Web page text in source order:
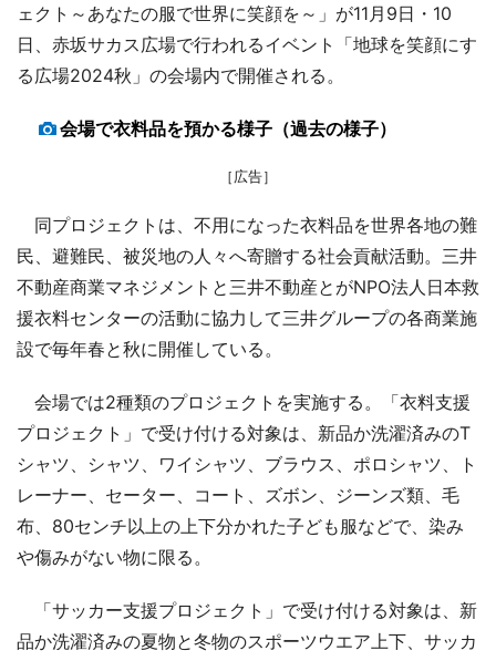
ェクト～あなたの服で世界に笑顔を～」が11月9日・10
日、赤坂サカス広場で行われるイベント「地球を笑顔にす
る広場2024秋」の会場内で開催される。
会場で衣料品を預かる様子（過去の様子）
［広告］
同プロジェクトは、不用になった衣料品を世界各地の難
民、避難民、被災地の人々へ寄贈する社会貢献活動。三井
不動産商業マネジメントと三井不動産とがNPO法人日本救
援衣料センターの活動に協力して三井グループの各商業施
設で毎年春と秋に開催している。
会場では2種類のプロジェクトを実施する。「衣料支援
プロジェクト」で受け付ける対象は、新品か洗濯済みのT
シャツ、シャツ、ワイシャツ、ブラウス、ポロシャツ、ト
レーナー、セーター、コート、ズボン、ジーンズ類、毛
布、80センチ以上の上下分かれた子ども服などで、染み
や傷みがない物に限る。
「サッカー支援プロジェクト」で受け付ける対象は、新
品か洗濯済みの夏物と冬物のスポーツウエア上下、サッカ